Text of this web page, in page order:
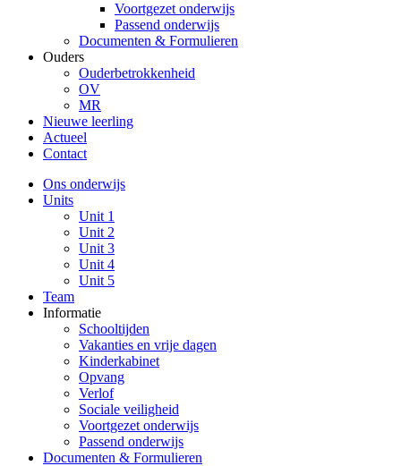
Voortgezet onderwijs
Passend onderwijs
Documenten & Formulieren
Ouders
Ouderbetrokkenheid
OV
MR
Nieuwe leerling
Actueel
Contact
Ons onderwijs
Units
Unit 1
Unit 2
Unit 3
Unit 4
Unit 5
Team
Informatie
Schooltijden
Vakanties en vrije dagen
Kinderkabinet
Opvang
Verlof
Sociale veiligheid
Voortgezet onderwijs
Passend onderwijs
Documenten & Formulieren